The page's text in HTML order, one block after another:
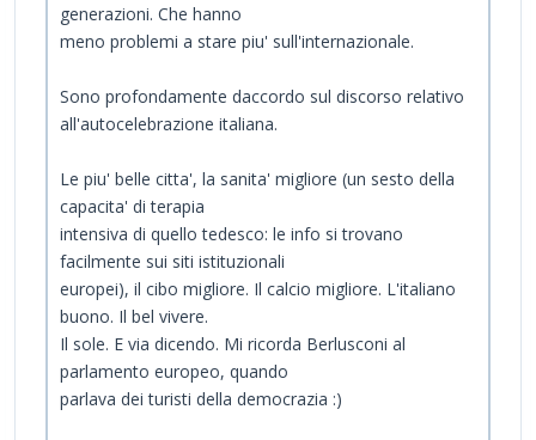
generazioni. Che hanno
meno problemi a stare piu' sull'internazionale.
Sono profondamente daccordo sul discorso relativo
all'autocelebrazione italiana.
Le piu' belle citta', la sanita' migliore (un sesto della
capacita' di terapia
intensiva di quello tedesco: le info si trovano
facilmente sui siti istituzionali
europei), il cibo migliore. Il calcio migliore. L'italiano
buono. Il bel vivere.
Il sole. E via dicendo. Mi ricorda Berlusconi al
parlamento europeo, quando
parlava dei turisti della democrazia :)